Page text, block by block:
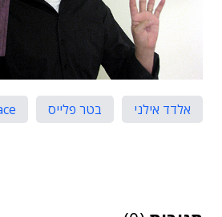
אלדד אילני בטר פלייס